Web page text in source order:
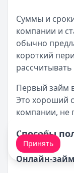
Суммы и
компании и
обычно
короткий
Первый займ
Это хороший
компании, не
Способы
Онлайн-
Мы
Принять